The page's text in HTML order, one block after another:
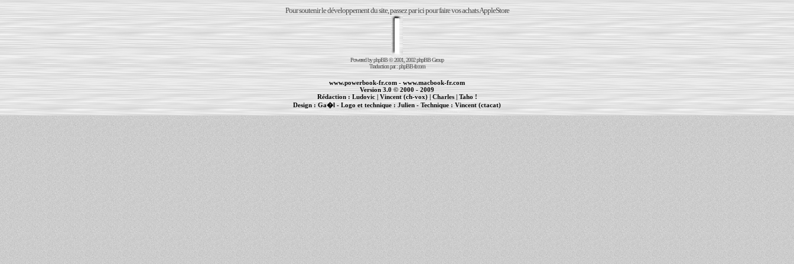
Pour soutenir le développement du site, passez par ici pour faire vos achats AppleStore
Powered byphpBB© 2001, 2002 phpBB Group
Traduction par :phpBB-fr.com
www.powerbook-fr.com - www.macbook-fr.com
Version 3.0 © 2000 - 2009
Rédaction : Ludovic|Vincent (ch-vox)| Charles|Taho !
Design :Ga�l - Logo et technique : Julien - Technique :Vincent (ctacat)
| | cr�ation de sites Internet